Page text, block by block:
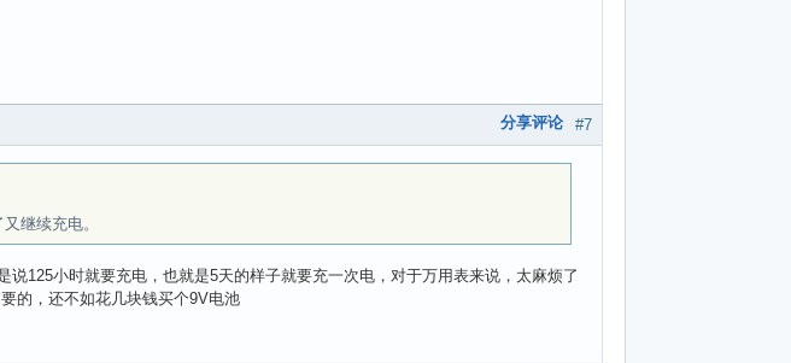
#7
分享评论
继续充电。
125小时就要充电，也就是5天的样子就要充一次电，对于万用表来说，太麻烦了
的，还不如花几块钱买个9V电池